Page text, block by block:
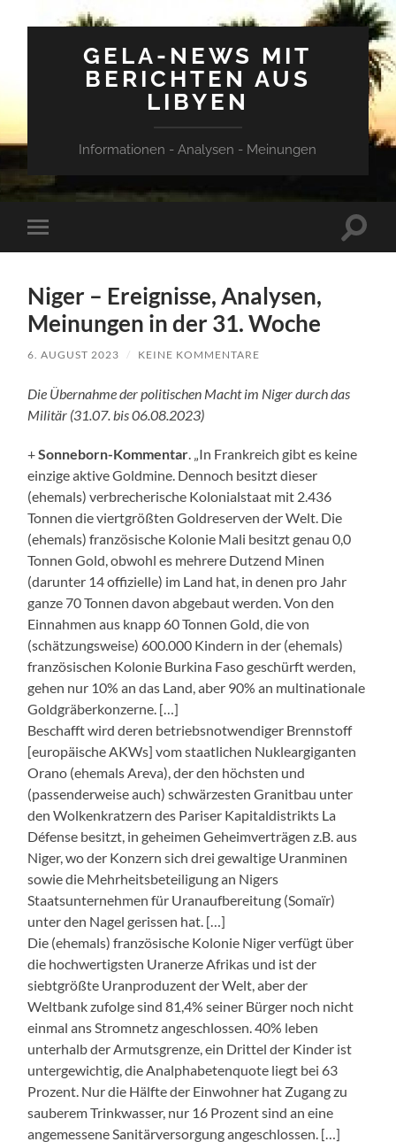
GELA-NEWS MIT
BERICHTEN AUS
LIBYEN
Informationen - Analysen - Meinungen
Mobile-
Menü
Niger – Ereignisse, Analysen,
Meinungen in der 31. Woche
6. AUGUST 2023 / KEINE KOMMENTARE
Die Übernahme der politischen Macht im Niger durch das
Militär (31.07. bis 06.08.2023)
+Sonneborn-Kommentar . „In Frankreich gibt es keine
einzige aktive Goldmine. Dennoch besitzt dieser
(ehemals) verbrecherische Kolonialstaat mit 2.436
Tonnen die viertgrößten Goldreserven der Welt. Die
(ehemals) französische Kolonie Mali besitzt genau 0,0
Tonnen Gold, obwohl es mehrere Dutzend Minen
(darunter 14 offizielle) im Land hat, in denen pro Jahr
ganze 70 Tonnen davon abgebaut werden. Von den
Einnahmen aus knapp 60 Tonnen Gold, die von
(schätzungsweise) 600.000 Kindern in der (ehemals)
französischen Kolonie Burkina Faso geschürft werden,
gehen nur 10% an das Land, aber 90% an multinationale
Goldgräberkonzerne. […]
Beschafft wird deren betriebsnotwendiger Brennstoff
[europäische AKWs] vom staatlichen Nukleargiganten
Orano (ehemals Areva), der den höchsten und
(passenderweise auch) schwärzesten Granitbau unter
den Wolkenkratzern des Pariser Kapitaldistrikts La
Défense besitzt, in geheimen Geheimverträgen z.B. aus
Niger, wo der Konzern sich drei gewaltige Uranminen
sowie die Mehrheitsbeteiligung an Nigers
Staatsunternehmen für Uranaufbereitung (Somaïr)
unter den Nagel gerissen hat. […]
Die (ehemals) französische Kolonie Niger verfügt über
die hochwertigsten Uranerze Afrikas und ist der
siebtgrößte Uranproduzent der Welt, aber der
Weltbank zufolge sind 81,4% seiner Bürger noch nicht
einmal ans Stromnetz angeschlossen. 40% leben
unterhalb der Armutsgrenze, ein Drittel der Kinder ist
untergewichtig, die Analphabetenquote liegt bei 63
Prozent. Nur die Hälfte der Einwohner hat Zugang zu
sauberem Trinkwasser, nur 16 Prozent sind an eine
angemessene Sanitärversorgung angeschlossen. […]